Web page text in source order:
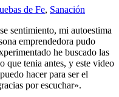
de Fe, Sanación
sentimiento, mi autoestima
emprendedora pudo
he buscado las
que tenia antes, y este video
hacer para ser el
por escuchar».